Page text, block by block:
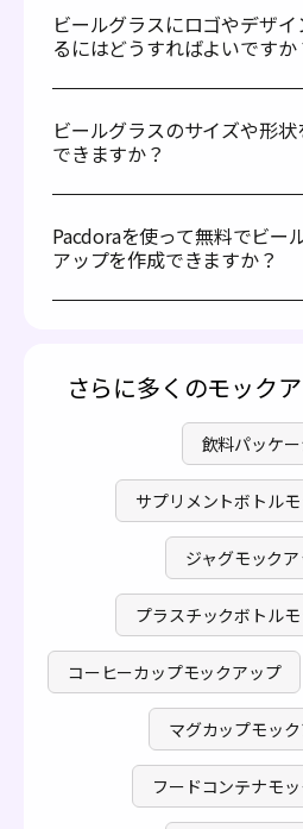
ことができます。ロゴやスローガ
ワークを施したカスタムビール
フェ、バーでブランドを効果的に
ビールグラスにロゴやデザ
るにはどうすればよいですか
で、ロゴやカスタムデザインをグ
せることができます。また、サ
で視認性を向上させることも可能
ビールグラスのサイズや形
できますか？
はできません。当ツールでは、異
前設定されたサイズで提供して
前に作成されており、背の高いグ
Pacdoraを使って無料でビー
アップを作成できますか？
ージ をご覧ください。
さらに多くのモック
飲料パッケ
サプリメントボトル
ジャグモック
プラスチックボトル
コーヒーカップモックアップ
マグカップモッ
フードコンテナモ